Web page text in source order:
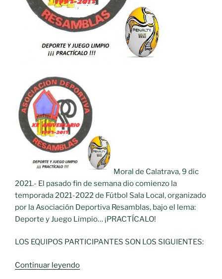
Moral de Calatrava, 9 dic
2021.- El pasado fin de semana dio comienzo la
temporada 2021-2022 de Fútbol Sala Local, organizado
por la Asociación Deportiva Resamblas, bajo el lema:
Deporte y Juego Limpio… ¡PRACTÍCALO!
LOS EQUIPOS PARTICIPANTES SON LOS SIGUIENTES:
Continuar leyendo«Vuelve